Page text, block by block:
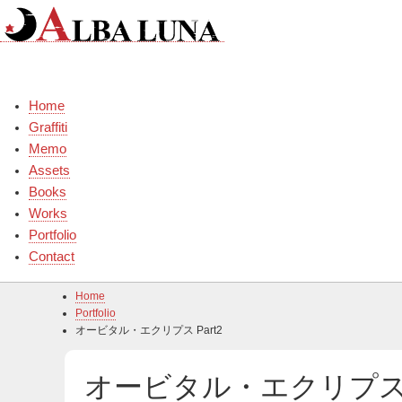
Skip
to
Home
Graffiti
Memo
Assets
Books
Works
Portfolio
Contact
Home
Portfolio
オービタル・エクリプス Part2
オービタル・エクリプ